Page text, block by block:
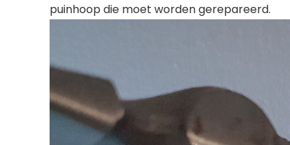
puinhoop die moet worden gerepareerd.